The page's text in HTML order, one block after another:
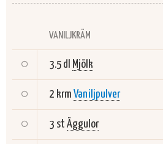
VANILJKRÄM
3.5 dl Mjölk
2 krm Vaniljpulver
3 st Äggulor